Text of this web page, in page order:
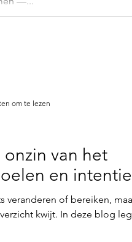
van het
en
veranderen of bereiken,
kwijt. In deze blog
om te lezen